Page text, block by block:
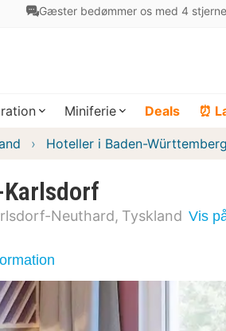
Gæster bedømmer os med 4
Miniferie Deals ⏰
Hoteller i Baden-Württemberg
Karlsdorf
Neuthard Tyskland Vis